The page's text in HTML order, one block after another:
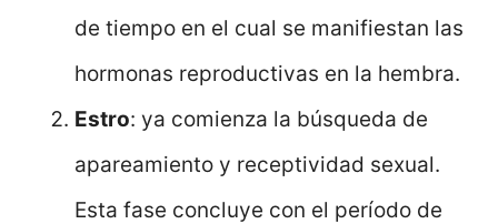
de tiempo en el cual se manifiestan las
hormonas reproductivas en la hembra.
Estro: ya comienza la búsqueda de
apareamiento y receptividad sexual.
Esta fase concluye con el período de